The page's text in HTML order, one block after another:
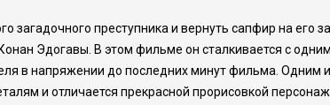
загадочного преступника и вернуть сапфир на его
Эдогавы. В этом фильме он сталкивается с
в напряжении до последних минут фильма. Одним
и отличается прекрасной прорисовкой